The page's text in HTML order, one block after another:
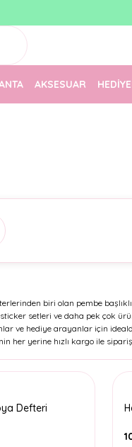
AKSESUAR
biri olan pembe
setleri ve daha pek çok
ve hediye arayanlar için
her yerine hızlı kargo ile
Defteri